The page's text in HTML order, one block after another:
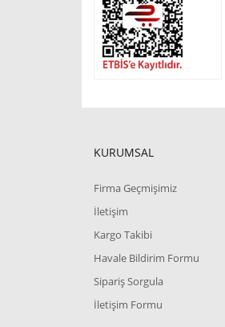
KURUMSAL
Firma Geçmişimiz
İletişim
Kargo Takibi
Havale Bildirim Formu
Sipariş Sorgula
İletişim Formu